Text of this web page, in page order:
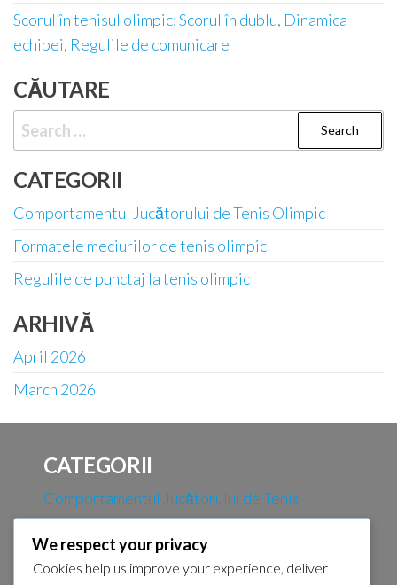
Scorul în tenisul olimpic: Scorul în dublu, Dinamica
echipei, Regulile de comunicare
CĂUTARE
Search
for:
CATEGORII
Comportamentul Jucătorului de Tenis Olimpic
Formatele meciurilor de tenis olimpic
Regulile de punctaj la tenis olimpic
ARHIVĂ
April 2026
March 2026
CATEGORII
Comportamentul Jucătorului de Tenis
Olimpic
Formatele meciurilor de tenis olimpic
We respect your privacy
Cookies help us improve your experience, deliver